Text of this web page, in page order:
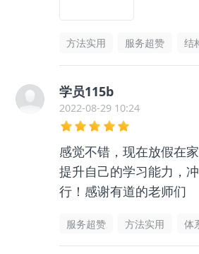
方法实用 服务超赞 结
学员115b
2022-08-29 10:24
感觉不错，现在放假在
提升自己的学习能力，
行！感谢有道的老师们
服务超赞 方法实用 体